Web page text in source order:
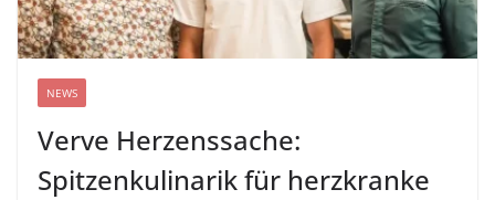
NEWS
Verve Herzenssache:
Spitzenkulinarik für herzkranke